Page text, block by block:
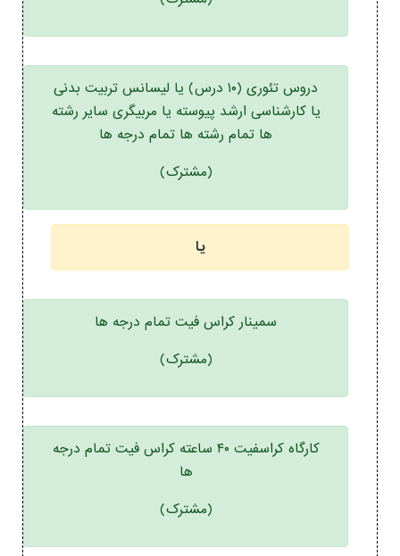
دروس تئوری (۱۰ درس) یا لیسانس تربیت بدنی
یا کارشناسی ارشد پیوسته یا مربیگری سایر رشته
ها تمام رشته ها تمام درجه ها
(مشترک)
یا
سمینار کراس فیت تمام درجه ها
(مشترک)
کارگاه کراسفیت ۴۰ ساعته کراس فیت تمام درجه
ها
(مشترک)